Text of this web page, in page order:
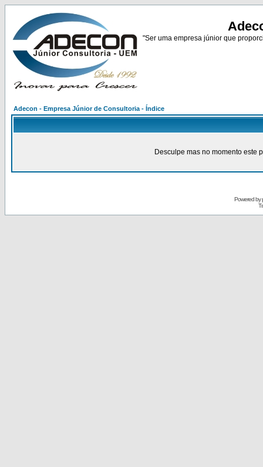
"Ser uma empresa júnior que
Adecon - Empresa Júnior de Consultoria - Índice
Desculpe mas no momento este
Powered by